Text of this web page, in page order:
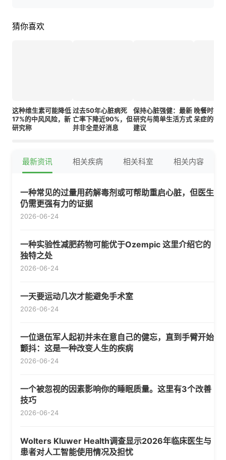
猜你喜欢
这种维生素可能降低
17%的中风风险，新
研究称
过去50年心脏病死
亡率下降近90%，但
并非全是好消息
保持心脏强健：最新
研究与简单生活方式
建议
晚餐时抱
呆症的微
最新资讯 相关疾病 相关科室 相关内容
一种常见的过量用药解毒剂或可帮助重启心脏，但医生
仍需更强有力的证据
2026-06-24
一种实验性减肥药物可能优于Ozempic 这里介绍它的
独特之处
2026-06-24
一天要运动几次才能避免手术室
2026-06-24
一位退伍军人起初并未在意自己的健忘，直到手臂开始
颤抖：这是一种改变人生的疾病
2026-06-24
一个被忽视的因素影响你的睡眠质量。这里有3个改善
技巧
2026-06-24
Wolters Kluwer Health调查显示2026年临床医生与
患者对人工智能使用情况及担忧